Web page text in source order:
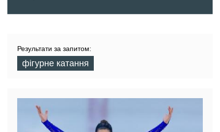
Результати за запитом:
фігурне катання